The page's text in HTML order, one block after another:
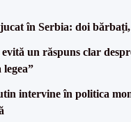
în Serbia: doi
un răspuns clar
intervine în politica